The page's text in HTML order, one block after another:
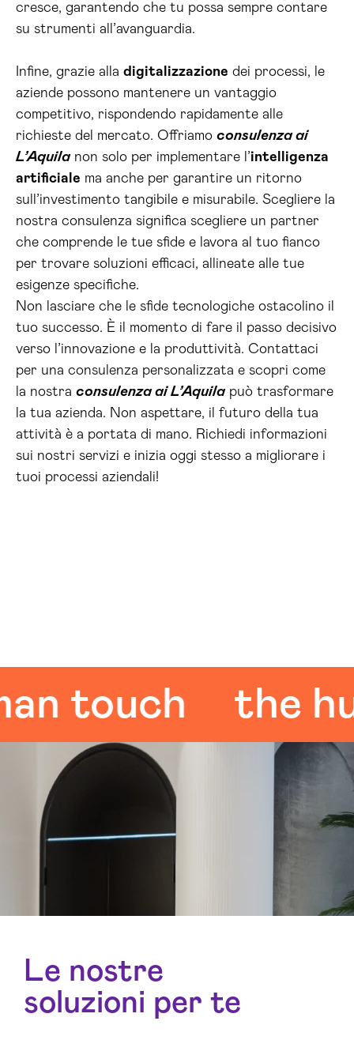
cresce, garantendo che tu possa sempre contare
su strumenti all’avanguardia.
Infine, grazie alla digitalizzazione dei processi, le
aziende possono mantenere un vantaggio
competitivo, rispondendo rapidamente alle
richieste del mercato. Offriamo consulenza ai
L’Aquilanon solo per implementare l’intelligenza
artificiale ma anche per garantire un ritorno
sull’investimento tangibile e misurabile. Scegliere la
nostra consulenza significa scegliere un partner
che comprende le tue sfide e lavora al tuo fianco
per trovare soluzioni efficaci, allineate alle tue
esigenze specifiche.
Non lasciare che le sfide tecnologiche ostacolino il
tuo successo. È il momento di fare il passo decisivo
verso l’innovazione e la produttività. Contattaci
per una consulenza personalizzata e scopri come
la nostra consulenza ai L’Aquilapuò trasformare
la tua azienda. Non aspettare, il futuro della tua
attività è a portata di mano. Richiedi informazioni
sui nostri servizi e inizia oggi stesso a migliorare i
tuoi processi aziendali!
the
Le nostre
soluzioni per te